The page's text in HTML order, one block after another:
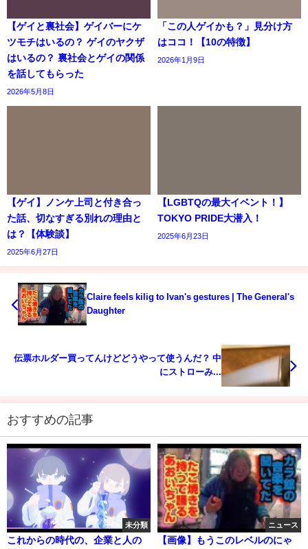
【ゲイと裏社会】ゲイバーにケ
ツモチはいるの？ ゲイのヤクザ
はいるの？ 裏社会とゲイの関係
を話してもらった
2026年5月8日
「この人ゲイかも？」見分け方
はココ！【10の特徴】
2026年1月9日
【ゲイ】ノンケ上司と付き合っ
た話、切なすぎる別れの理由と
は？【体験談】
2025年6月27日
【LGBTQの最大イベント！】
TOKYO PRIDE大潜入！
2025年6月23日
Claire feels kilig to Ivan's gestures | The General's
Daughter
伝票ホルダー買ってんけどどうやって使うんだ？ 中
にストローみ...
おすすめの記事
未分類
これからの時代の、企業と人の
ニュース
【画像】もうこのレベルのにゃ